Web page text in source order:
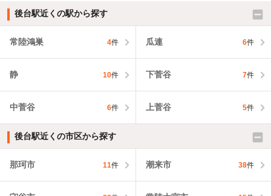
後台駅近くの駅から探す
常陸鴻巣 4件 瓜連 6件
静 10件 下菅谷 7件
中菅谷 6件 上菅谷 5件
後台駅近くの市区から探す
那珂市 11件 潮来市 38件